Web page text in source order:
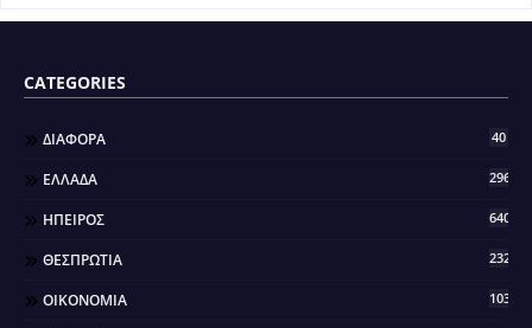
CATEGORIES
ΔΙΑΦΟΡΑ 40
ΕΛΛΑΔΑ 296
ΗΠΕΙΡΟΣ 640
ΘΕΣΠΡΩΤΙΑ 2321
ΟΙΚΟΝΟΜΙΑ 103